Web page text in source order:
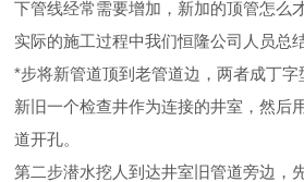
下管线经常需要增加，新加的顶管怎么
实际的施工过程中我们恒隆公司人员总
*步将新管道顶到老管道边，两者成丁字
新旧一个检查井作为连接的井室，然后
道开孔。
第二步潜水挖人到达井室旧管道旁边，